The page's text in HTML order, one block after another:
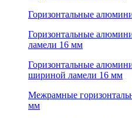
Горизонтальные
Горизонтальные
ламели 16 мм
Горизонтальные
шириной ламели 16 мм
Межрамные
мм